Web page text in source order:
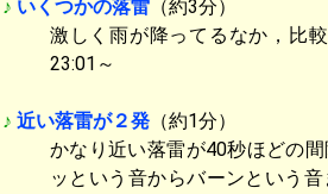
♪ いくつかの落雷 （約3分）
激しく雨が降ってるなか，比
23:01～
♪ 近い落雷が２発 （約1分）
かなり近い落雷が40秒ほどの
ッという音からバーンという